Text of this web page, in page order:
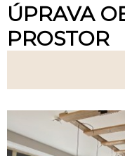
ÚPRAVA
PROSTOR